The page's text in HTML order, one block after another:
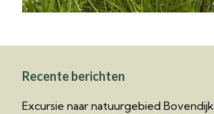
Recente berichten
Excursie naar natuurgebied Bovendijk